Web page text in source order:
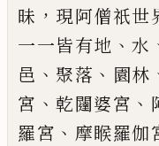
昧 ， 現阿僧祇世
一一皆有地 、水
邑 、 聚落 、 園林
宮 、乾闥婆宮 、
羅宮 、 摩睺羅伽